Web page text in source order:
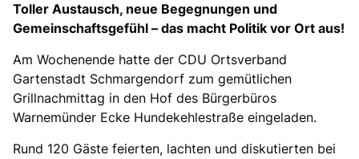
Toller Austausch, neue Begegnungen und
Gemeinschaftsgefühl – das macht Politik vor Ort aus!
Am Wochenende hatte der CDU Ortsverband
Gartenstadt Schmargendorf zum gemütlichen
Grillnachmittag in den Hof des Bürgerbüros
Warnemünder Ecke Hundekehlestraße eingeladen.
Rund 120 Gäste feierten, lachten und diskutierten bei